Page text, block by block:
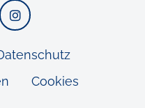
Instagram
Cookies